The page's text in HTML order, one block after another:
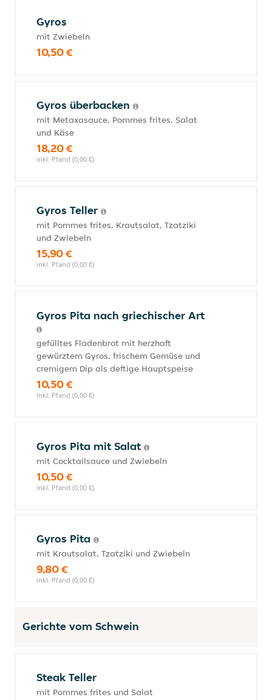
Gyros
mit Zwiebeln
10,50 €
Gyros überbacken
mit Metaxasauce, Pommes frites, Salat
und Käse
18,20 €
inkl. Pfand (0,00 €)
Gyros Teller
mit Pommes frites, Krautsalat, Tzatziki
und Zwiebeln
15,90 €
inkl. Pfand (0,00 €)
Gyros Pita nach griechischer Art
gefülltes Fladenbrot mit herzhaft
gewürztem Gyros, frischem Gemüse und
cremigem Dip als deftige Hauptspeise
10,50 €
inkl. Pfand (0,00 €)
Gyros Pita mit Salat
mit Cocktailsauce und Zwiebeln
10,50 €
inkl. Pfand (0,00 €)
Gyros Pita
mit Krautsalat, Tzatziki und Zwiebeln
9,80 €
inkl. Pfand (0,00 €)
Gerichte vom Schwein
Steak Teller
mit Pommes frites und Salat